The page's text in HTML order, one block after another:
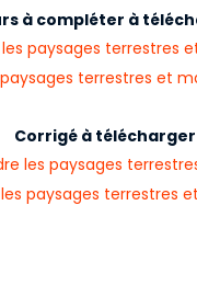
à compléter à
paysages terrestres
terrestres et
Corrigé à télécharger
les paysages
paysages terrestres